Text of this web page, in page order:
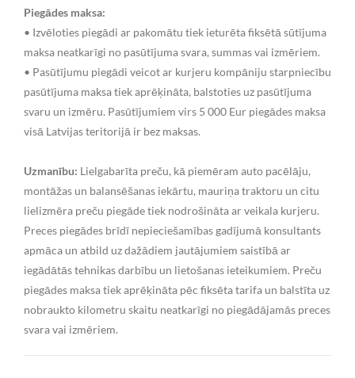
Piegādes maksa:
• Izvēloties piegādi ar pakomātu tiek ieturēta fiksētā sūtījuma
maksa neatkarīgi no pasūtījuma svara, summas vai izmēriem.
• Pasūtījumu piegādi veicot ar kurjeru kompāniju starpniecību
pasūtījuma maksa tiek aprēķināta, balstoties uz pasūtījuma
svaru un izmēru. Pasūtījumiem virs 5 000 Eur piegādes maksa
visā Latvijas teritorijā ir bez maksas.
Uzmanību: Lielgabarīta preču, kā piemēram auto pacēlāju,
montāžas un balansēšanas iekārtu, mauriņa traktoru un citu
lielizmēra preču piegāde tiek nodrošināta ar veikala kurjeru.
Preces piegādes brīdī nepieciešamības gadījumā konsultants
apmāca un atbild uz dažādiem jautājumiem saistībā ar
iegādātās tehnikas darbību un lietošanas ieteikumiem. Preču
piegādes maksa tiek aprēķināta pēc fiksēta tarifa un balstīta uz
nobraukto kilometru skaitu neatkarīgi no piegādājamās preces
svara vai izmēriem.